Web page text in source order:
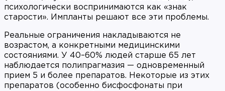
психологически воспринимаются как «знак
старости». Импланты решают все эти проблемы.
Реальные ограничения накладываются не
возрастом, а конкретными медицинскими
состояниями. У 40–60% людей старше 65 лет
наблюдается полипрагмазия — одновременный
прием 5 и более препаратов. Некоторые из этих
препаратов (особенно бисфосфонаты при